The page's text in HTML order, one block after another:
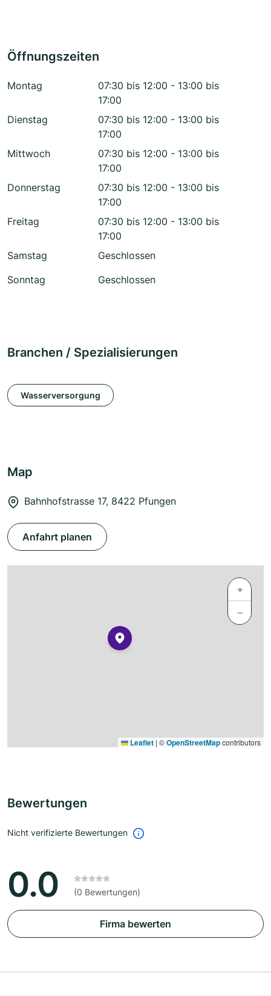
Öffnungszeiten
Montag
07:30 bis 12:00 - 13:00 bis
17:00
Dienstag
07:30 bis 12:00 - 13:00 bis
17:00
Mittwoch
07:30 bis 12:00 - 13:00 bis
17:00
Donnerstag
07:30 bis 12:00 - 13:00 bis
17:00
Freitag
07:30 bis 12:00 - 13:00 bis
17:00
Samstag
Geschlossen
Sonntag
Geschlossen
Branchen / Spezialisierungen
Wasserversorgung
Map
Bahnhofstrasse 17, 8422 Pfungen
Anfahrt planen
+
−
Leaflet | ©OpenStreetMapcontributors
Bewertungen
Nicht verifizierte Bewertungen
0.0 (0 Bewertungen)
Firma bewerten